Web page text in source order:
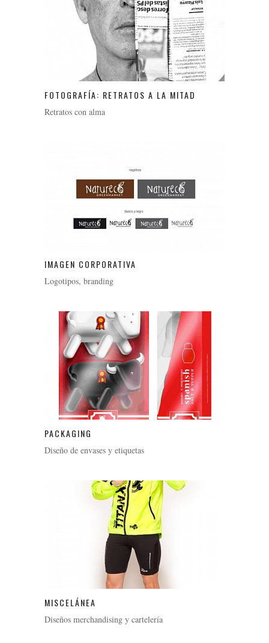
FOTOGRAFÍA: RETRATOS A LA MITAD
Retratos con alma
IMAGEN CORPORATIVA
Logotipos, branding
PACKAGING
Diseño de envases y etiquetas
MISCELÁNEA
Diseños merchandising y cartelería